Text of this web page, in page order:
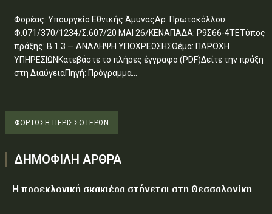
Φορέας: Υπουργείο Εθνικής ΆμυναςΑρ. Πρωτοκόλλου:
Φ.071/370/1234/Σ.607/20 ΜΑΙ 26/ΚΕΝΑΠΑΔΑ: Ρ9Σ66-4ΤΕΤύπος
πράξης: Β.1.3 — ΑΝΑΛΗΨΗ ΥΠΟΧΡΕΩΣΗΣΘέμα: ΠΑΡΟΧΗ
ΥΠΗΡΕΣΙΩΝΚατεβάστε το πλήρες έγγραφο (PDF)Δείτε την πράξη
στη ΔιαύγειαΠηγή: Πρόγραμμα...
ΦΌΡΤΩΣΗ ΠΕΡΙΣΣΟΤΈΡΩΝ
ΔΗΜΟΦΙΛΗ ΑΡΘΡΑ
Η προεκλογική σκακιέρα στήνεται στη Θεσσαλονίκη